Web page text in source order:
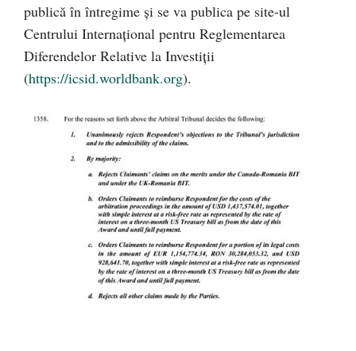
publică în întregime și se va publica pe site-ul
Centrului Internaţional pentru Reglementarea
Diferendelor Relative la Investiţii
(https://icsid.worldbank.org).